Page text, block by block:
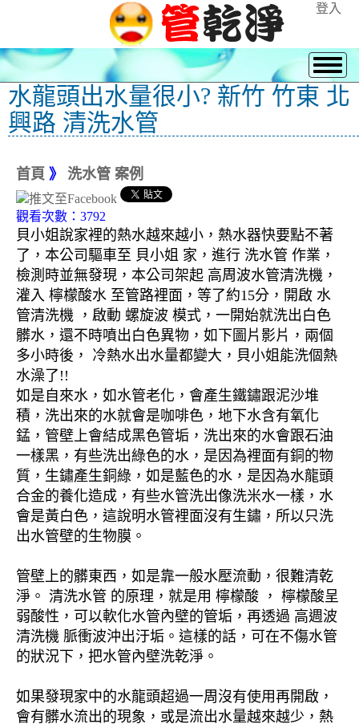
登入
水龍頭出水量很小? 新竹 竹東 北
興路 清洗水管
首頁 》 洗水管 案例
觀看次數：3792
貝小姐說家裡的熱水越來越小，熱水器快要點不著
了，本公司驅車至 貝小姐 家，進行 洗水管 作業，
檢測時並無發現，本公司架起 高周波水管清洗機，
灌入 檸檬酸水 至管路裡面，等了約15分，開啟 水
管清洗機 ，啟動 螺旋波 模式，一開始就洗出白色
髒水，還不時噴出白色異物，如下圖片影片，兩個
多小時後， 冷熱水出水量都變大，貝小姐能洗個熱
水澡了!!
如是自來水，如水管老化，會產生鐵鏽跟泥沙堆
積，洗出來的水就會是咖啡色，地下水含有氧化
錳，管壁上會結成黑色管垢，洗出來的水會跟石油
一樣黑，有些洗出綠色的水，是因為裡面有銅的物
質，生鏽產生銅綠，如是藍色的水，是因為水龍頭
合金的養化造成，有些水管洗出像洗米水一樣，水
會是黃白色，這說明水管裡面沒有生鏽，所以只洗
出水管壁的生物膜。
管壁上的髒東西，如是靠一般水壓流動，很難清乾
淨。 清洗水管 的原理，就是用 檸檬酸 ， 檸檬酸呈
弱酸性，可以軟化水管內壁的管垢，再透過 高週波
清洗機 脈衝波沖出汙垢。這樣的話，可在不傷水管
的狀況下，把水管內壁洗乾淨。
如果發現家中的水龍頭超過一周沒有使用再開啟，
會有髒水流出的現象，或是流出水量越來越少，熱